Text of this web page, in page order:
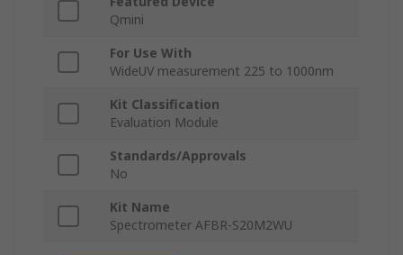
Qmini
For Use With
WideUV measurement 225 to 1000nm
Kit Classification
Evaluation Module
Standards/Approvals
No
Kit Name
Spectrometer AFBR-S20M2WU